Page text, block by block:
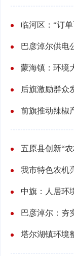
临河区：“订
巴彦淖尔供电
蒙海镇：环境
后旗激励群众
前旗推动辣椒
五原县创新“
我市特色农机
中旗：人居环
巴彦淖尔：夯
塔尔湖镇环境